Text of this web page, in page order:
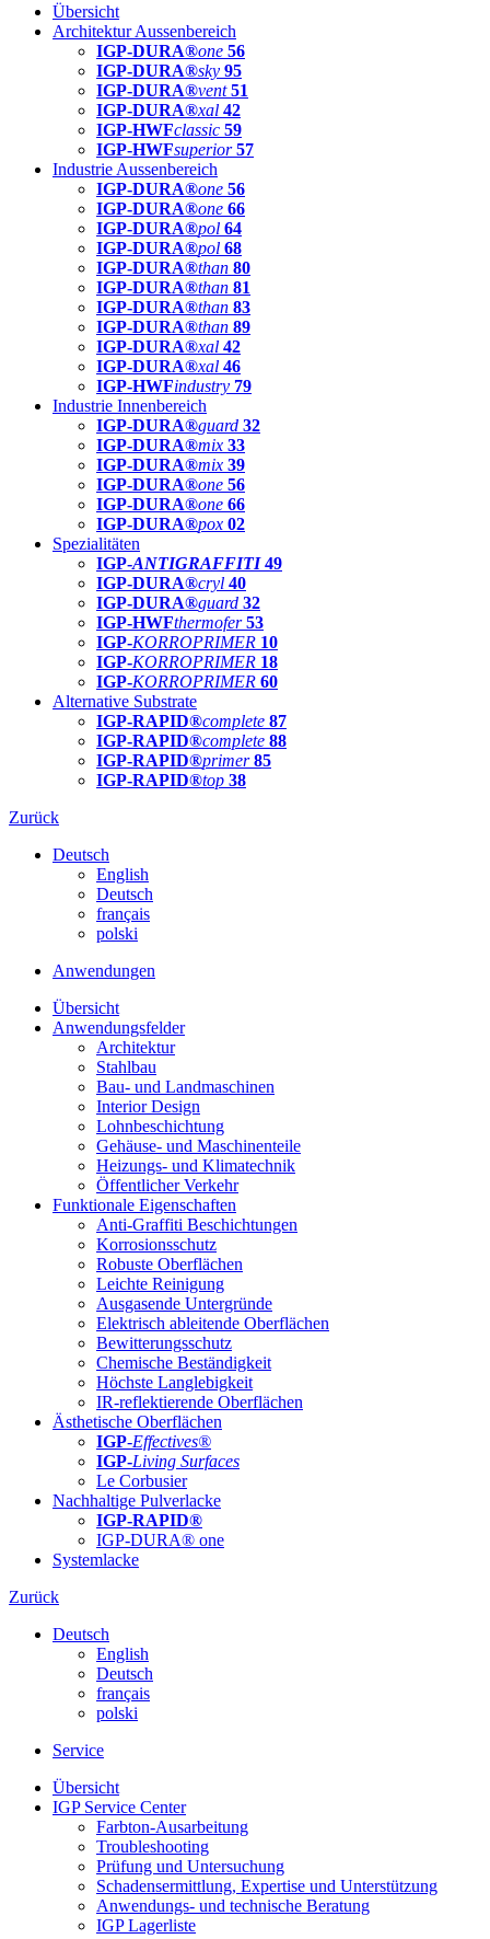
Übersicht
Architektur Aussenbereich
IGP-DURA®one 56
IGP-DURA®sky 95
IGP-DURA®vent 51
IGP-DURA®xal 42
IGP-HWFclassic 59
IGP-HWFsuperior 57
Industrie Aussenbereich
IGP-DURA®one 56
IGP-DURA®one 66
IGP-DURA®pol 64
IGP-DURA®pol 68
IGP-DURA®than 80
IGP-DURA®than 81
IGP-DURA®than 83
IGP-DURA®than 89
IGP-DURA®xal 42
IGP-DURA®xal 46
IGP-HWFindustry 79
Industrie Innenbereich
IGP-DURA®guard 32
IGP-DURA®mix 33
IGP-DURA®mix 39
IGP-DURA®one 56
IGP-DURA®one 66
IGP-DURA®pox 02
Spezialitäten
IGP-ANTIGRAFFITI49
IGP-DURA®cryl 40
IGP-DURA®guard 32
IGP-HWFthermofer 53
IGP-KORROPRIMER 10
IGP-KORROPRIMER 18
IGP-KORROPRIMER 60
Alternative Substrate
IGP-RAPID®complete 87
IGP-RAPID®complete 88
IGP-RAPID®primer 85
IGP-RAPID®top 38
Zurück
Deutsch
English
Deutsch
français
polski
Anwendungen
Übersicht
Anwendungsfelder
Architektur
Stahlbau
Bau- und Landmaschinen
Interior Design
Lohnbeschichtung
Gehäuse- und Maschinenteile
Heizungs- und Klimatechnik
Öffentlicher Verkehr
Funktionale Eigenschaften
Anti-Graffiti Beschichtungen
Korrosionsschutz
Robuste Oberflächen
Leichte Reinigung
Ausgasende Untergründe
Elektrisch ableitende Oberflächen
Bewitterungsschutz
Chemische Beständigkeit
Höchste Langlebigkeit
IR-reflektierende Oberflächen
Ästhetische Oberflächen
IGP-Effectives®
IGP-Living Surfaces
Le Corbusier
Nachhaltige Pulverlacke
IGP-RAPID®
IGP-DURA® one
Systemlacke
Zurück
Deutsch
English
Deutsch
français
polski
Service
Übersicht
IGP Service Center
Farbton-Ausarbeitung
Troubleshooting
Prüfung und Untersuchung
Schadensermittlung, Expertise und Unterstützung
Anwendungs- und technische Beratung
IGP Lagerliste